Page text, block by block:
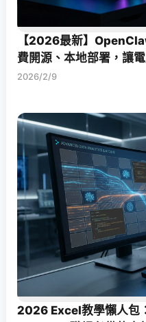
【2026最新】
費開源、本地部署，讓
2026/2/9
2026 Excel教學懶人包